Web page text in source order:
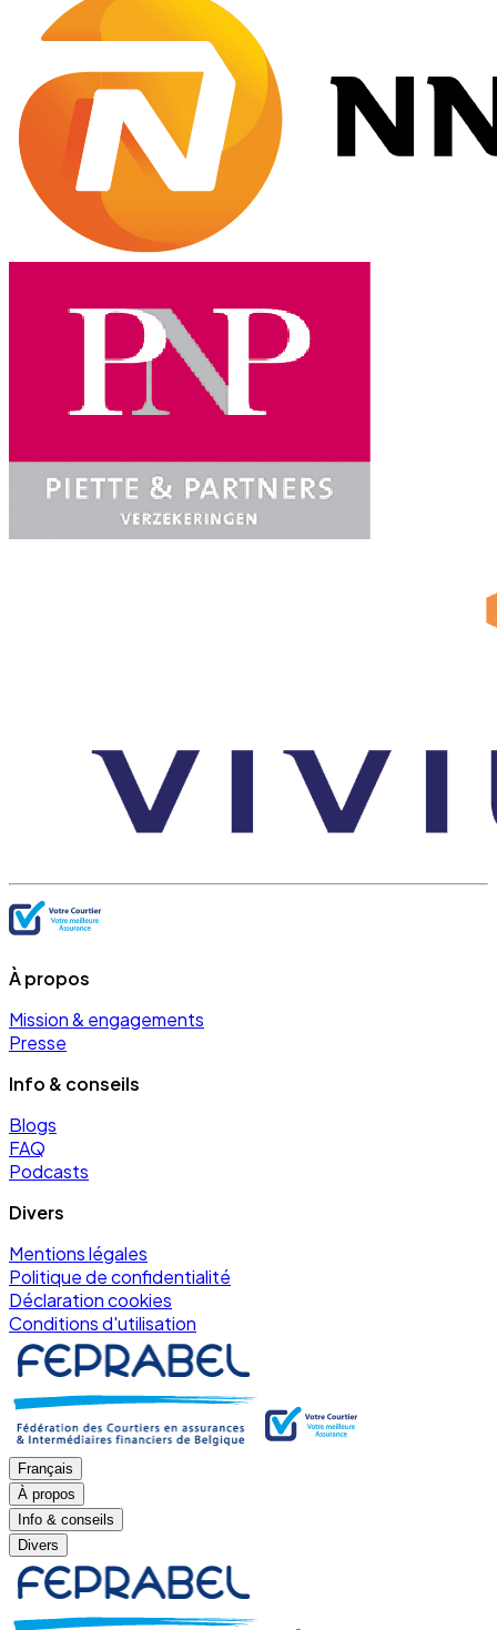
À propos
Mission & engagements
Presse
Info & conseils
Blogs
FAQ
Podcasts
Divers
Mentions légales
Politique de confidentialité
Déclaration cookies
Conditions d'utilisation
Français
À propos
Info & conseils
Divers